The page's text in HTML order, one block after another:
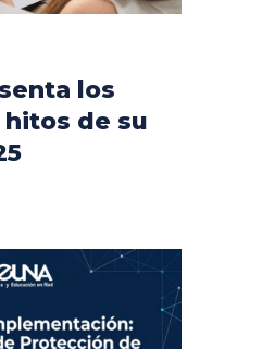
los
de su